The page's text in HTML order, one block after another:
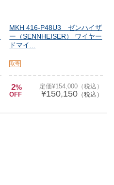
MKH 416-P48U3 ゼンハイザ
ー（SENNHEISER） ワイヤー
ドマイ...
取寄
2%
OFF
定価¥154,000（税込）
¥150,150（税込）